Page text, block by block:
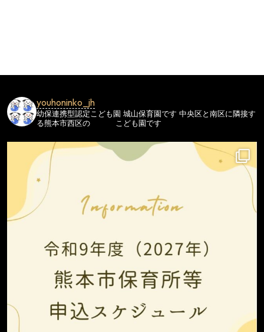
シ
ョ
ン
youhoninko_jh
幼保連携型認定こども園 城山保育園です 中央区と南区に隣接す
る熊本市西区の
こども園です